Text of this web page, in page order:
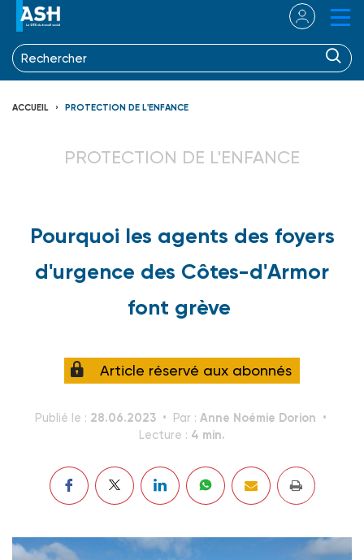
ACCUEIL PROTECTION DE L'ENFANCE
PROTECTION DE L'ENFANCE
Pourquoi les agents des foyers
d'urgence des Côtes-d'Armor
font grève
Article réservé aux abonnés
Publié le : 28.06.2023 Par : Anne Noémie Dorion
Lecture : 4 min.